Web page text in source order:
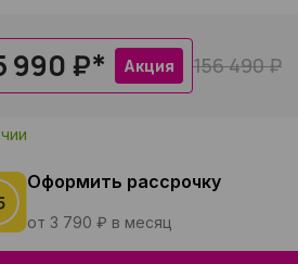
990 ₽* Акция 156 490 ₽
Оформить рассрочку
от 3 790 ₽ в месяц